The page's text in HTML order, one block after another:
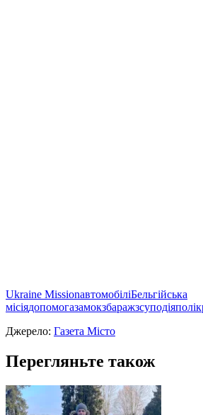
Ukraine MissionавтомобіліБельгійська
місіядопомогазамокзбаражзсуподія
Джерело: Газета Місто
Перегляньте також